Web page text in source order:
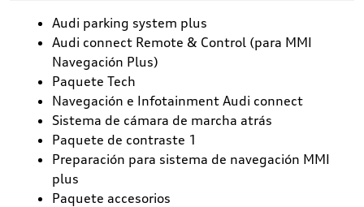
Audi parking system plus
Audi connect Remote & Control (para MMI
Navegación Plus)
Paquete Tech
Navegación e Infotainment Audi connect
Sistema de cámara de marcha atrás
Paquete de contraste 1
Preparación para sistema de navegación MMI
plus
Paquete accesorios